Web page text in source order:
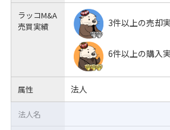
ラッコM&A
売買実績
3件以上の売却
6件以上の購入
属性 法人
法人名